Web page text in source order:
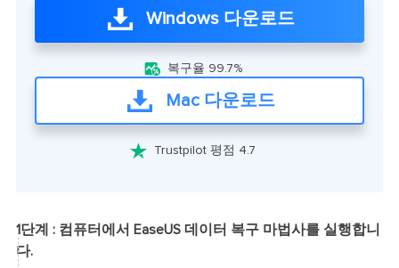
Windows 다운로드
 복구율 99.7%
Mac 다운로드
 Trustpilot 평점 4.7
1단계 : 컴퓨터에서 EaseUS 데이터 복구 마법사를 실행합니
다.